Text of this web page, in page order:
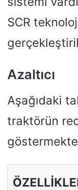
SCR
Azaltıcı
Aşağıdaki
traktörün